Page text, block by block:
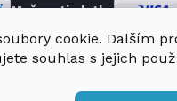
cookie. Dalším
souhlas s jejich
Možnosti platby